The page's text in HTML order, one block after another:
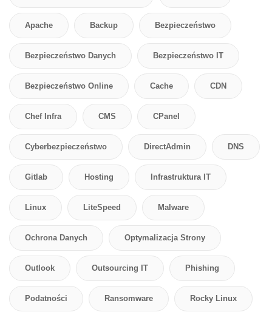
Apache Backup Bezpieczeństwo
Bezpieczeństwo Danych Bezpieczeństwo IT
Bezpieczeństwo Online Cache CDN
Chef Infra CMS CPanel
Cyberbezpieczeństwo DirectAdmin DNS
Gitlab Hosting Infrastruktura IT
Linux LiteSpeed Malware
Ochrona Danych Optymalizacja Strony
Outlook Outsourcing IT Phishing
Podatności Ransomware Rocky Linux